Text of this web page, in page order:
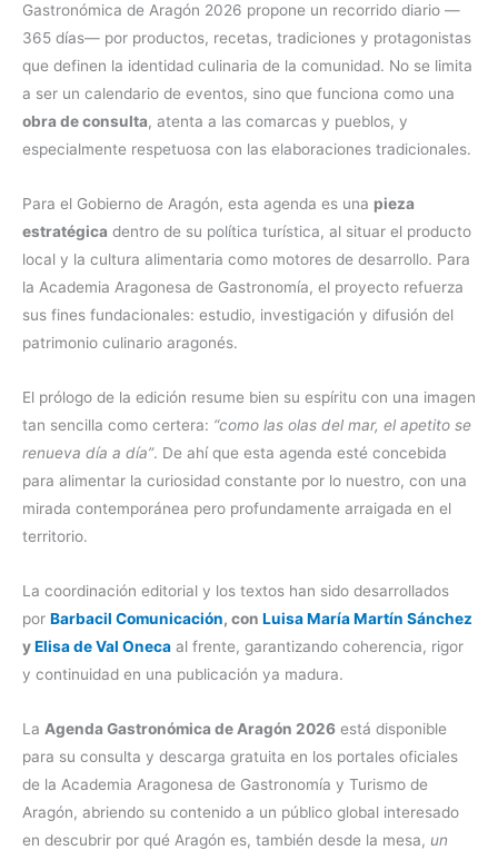
Gastronómica de Aragón 2026 propone un recorrido diario —
365 días— por productos, recetas, tradiciones y protagonistas
que definen la identidad culinaria de la comunidad. No se limita
a ser un calendario de eventos, sino que funciona como una
obra de consulta, atenta a las comarcas y pueblos, y
especialmente respetuosa con las elaboraciones tradicionales.
Para el Gobierno de Aragón, esta agenda es una pieza
estratégica dentro de su política turística, al situar el producto
local y la cultura alimentaria como motores de desarrollo. Para
la Academia Aragonesa de Gastronomía, el proyecto refuerza
sus fines fundacionales: estudio, investigación y difusión del
patrimonio culinario aragonés.
El prólogo de la edición resume bien su espíritu con una imagen
tan sencilla como certera: “como las olas del mar, el apetito se
renueva día a día”. De ahí que esta agenda esté concebida
para alimentar la curiosidad constante por lo nuestro, con una
mirada contemporánea pero profundamente arraigada en el
territorio.
La coordinación editorial y los textos han sido desarrollados
por Barbacil Comunicación, con Luisa María Martín Sánchez
yElisa de Val Oneca al frente, garantizando coherencia, rigor
y continuidad en una publicación ya madura.
La Agenda Gastronómica de Aragón 2026 está disponible
para su consulta y descarga gratuita en los portales oficiales
de la Academia Aragonesa de Gastronomía y Turismo de
Aragón, abriendo su contenido a un público global interesado
en descubrir por qué Aragón es, también desde la mesa, un